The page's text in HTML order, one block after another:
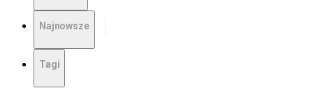
Najnowsze
Tagi